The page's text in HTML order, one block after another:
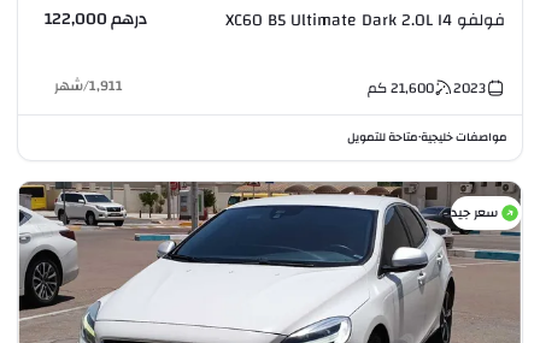
فولفو XC60 B5 Ultimate Dark 2.0L I4 درهم 122,000
2023
21,600كم 1,911
/شهر
مواصفات خليجية•متاحة للتمويل
سعر جيد